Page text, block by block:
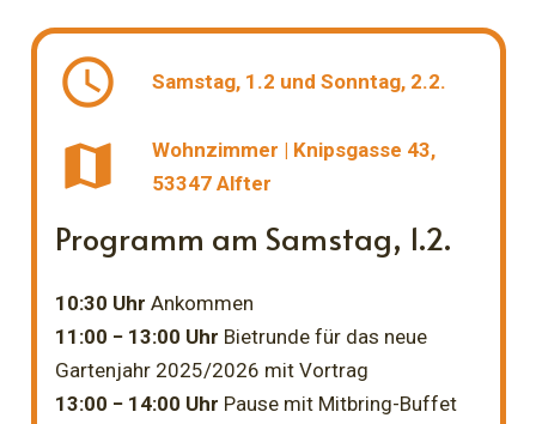
schedule Samstag, 1.2 und Sonntag, 2.2.
map
Wohnzimmer | Knipsgasse 43,
53347 Alfter
Programm am Samstag, 1.2.
10:30 Uhr Ankommen
11:00 − 13:00 Uhr Bietrunde für das neue
Gartenjahr 2025/2026 mit Vortrag
13:00 − 14:00 Uhr Pause mit Mitbring-Buffet